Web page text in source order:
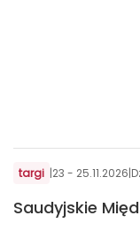
targi |23 - 25.11.2026|
Saudyjskie